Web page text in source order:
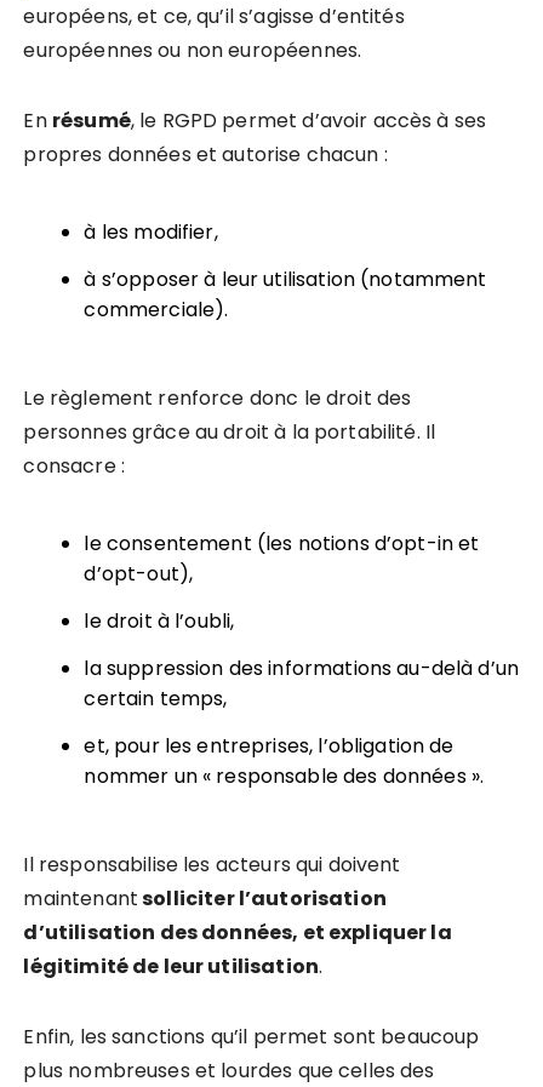
européens, et ce, qu’il s’agisse d’entités
européennes ou non européennes.
En résumé, le RGPD permet d’avoir accès à ses
propres données et autorise chacun :
à les modifier,
à s’opposer à leur utilisation (notamment
commerciale).
Le règlement renforce donc le droit des
personnes grâce au droit à la portabilité. Il
consacre :
le consentement (les notions d’opt-in et
d’opt-out),
le droit à l’oubli,
la suppression des informations au-delà d’un
certain temps,
et, pour les entreprises, l’obligation de
nommer un « responsable des données ».
Il responsabilise les acteurs qui doivent
maintenantsolliciter l’autorisation
d’utilisation des données, et expliquer la
légitimité de leur utilisation.
Enfin, les sanctions qu’il permet sont beaucoup
plus nombreuses et lourdes que celles des